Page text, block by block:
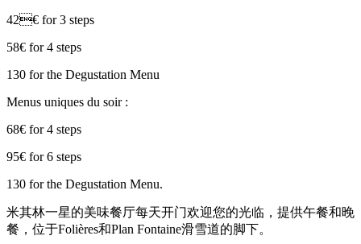
42€ for 3 steps
58€ for 4 steps
130 for the Degustation Menu
Menus uniques du soir :
68€ for 4 steps
95€ for 6 steps
130 for the Degustation Menu.
米其林一星的美味餐厅每天开门欢迎您的光临，提供午餐和晚
餐，位于Folières和Plan Fontaine滑雪道的脚下。